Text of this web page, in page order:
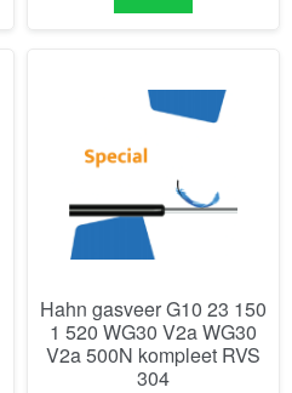
Hahn gasveer G10 23 150
1 520 WG30 V2a WG30
V2a 500N kompleet RVS
304